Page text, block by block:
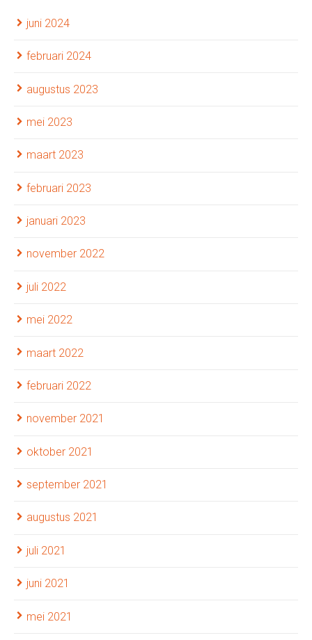
juni 2024
februari 2024
augustus 2023
mei 2023
maart 2023
februari 2023
januari 2023
november 2022
juli 2022
mei 2022
maart 2022
februari 2022
november 2021
oktober 2021
september 2021
augustus 2021
juli 2021
juni 2021
mei 2021